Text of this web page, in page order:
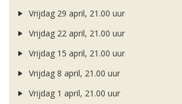
Vrijdag 29 april, 21.00 uur
Vrijdag 22 april, 21.00 uur
Vrijdag 15 april, 21.00 uur
Vrijdag 8 april, 21.00 uur
Vrijdag 1 april, 21.00 uur